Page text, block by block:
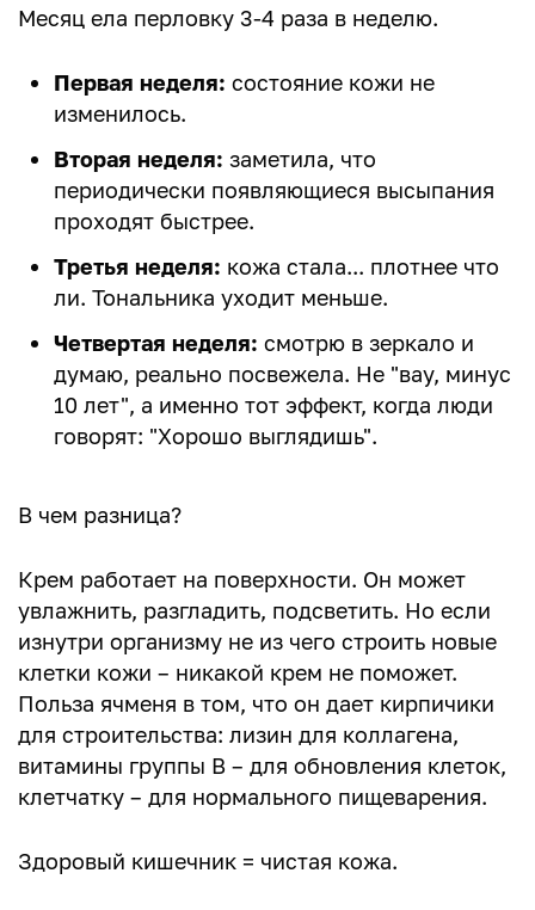
Месяц ела перловку 3-4 раза в неделю.
Первая неделя: состояние кожи не
изменилось.
Вторая неделя: заметила, что
периодически появляющиеся высыпания
проходят быстрее.
Третья неделя: кожа стала... плотнее что
ли. Тональника уходит меньше.
Четвертая неделя: смотрю в зеркало и
думаю, реально посвежела. Не "вау, минус
10 лет", а именно тот эффект, когда люди
говорят: "Хорошо выглядишь".
В чем разница?
Крем работает на поверхности. Он может
увлажнить, разгладить, подсветить. Но если
изнутри организму не из чего строить новые
клетки кожи – никакой крем не поможет.
Польза ячменя в том, что он дает кирпичики
для строительства: лизин для коллагена,
витамины группы В – для обновления клеток,
клетчатку – для нормального пищеварения.
Здоровый кишечник = чистая кожа.